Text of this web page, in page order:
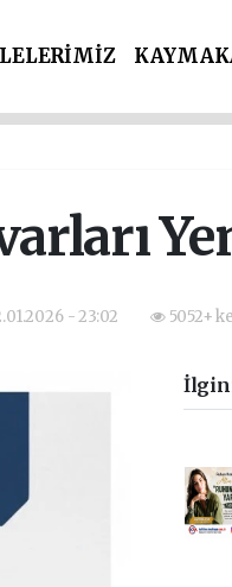
- 23:02 5052+